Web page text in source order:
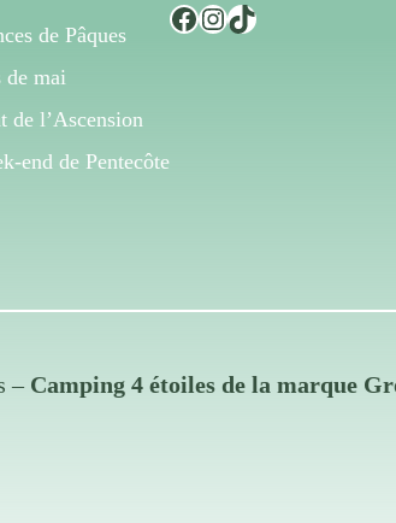
de Pâques
de mai
de l’Ascension
end de Pentecôte
Facebook InstagramTikTok
– Camping 4 étoiles de la marque